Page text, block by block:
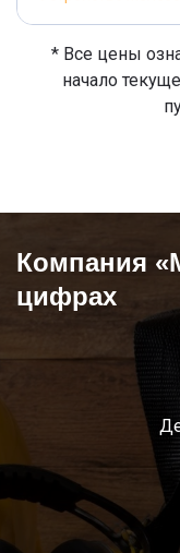
* Все цены
начало
Компания
цифрах